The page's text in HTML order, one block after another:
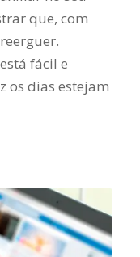
que, com
fácil e
os dias estejam